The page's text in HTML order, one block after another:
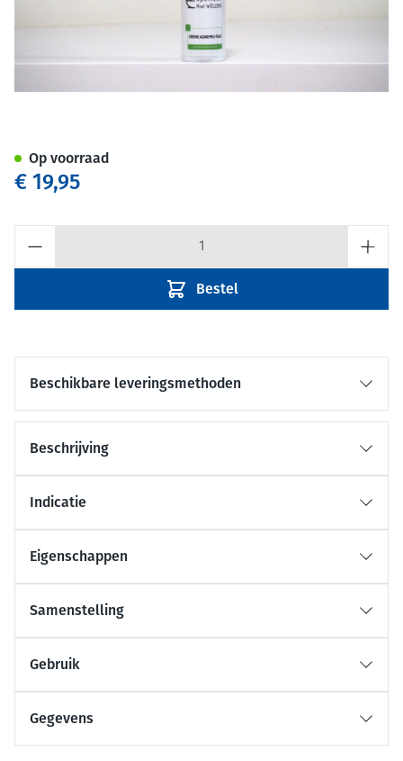
€ 19,95
Bestel
Op voorraad
Beschikbare leveringsmethoden
Beschrijving
Indicatie
Eigenschappen
Samenstelling
Gebruik
Gegevens